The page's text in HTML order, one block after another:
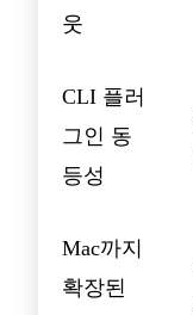
웃
CLI 플러
그인 동
등성
Mac까지
확장된